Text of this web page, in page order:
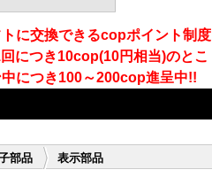
に交換できるcopポイント制度
につき10cop(10円相当)のとこ
につき100～200cop進呈中!!
部品 表示部品